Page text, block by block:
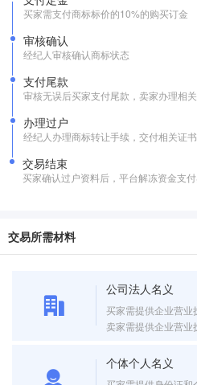
买家需支付商标标价的10%的购买订金
审核确认
经纪人审核确认商标状态
支付尾款
审核无误后买家支付尾款，卖家办理相
办理过户
经纪人办理商标转让手续，交付相关证书
交易结束
买家确认过户资料后，平台解冻资金支
交易所需材料
公司法人名义
买家需提供企业营业
卖家需提供企业营业
个体个人名义